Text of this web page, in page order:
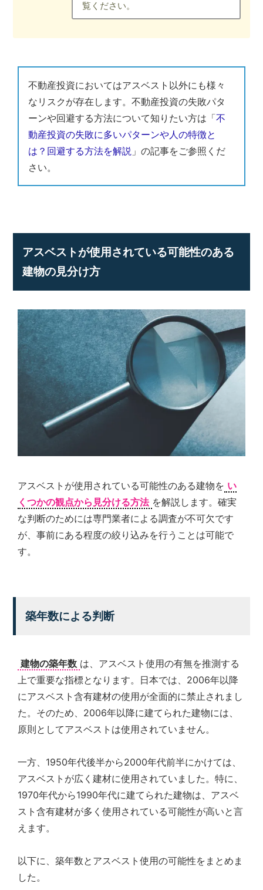
覧ください。
不動産投資においてはアスベスト以外にも様々
なリスクが存在します。不動産投資の失敗パタ
ーンや回避する方法について知りたい方は「不
動産投資の失敗に多いパターンや人の特徴と
は？回避する方法を解説 」の記事をご参照くだ
さい。
アスベストが使用されている可能性のある
建物の見分け方
アスベストが使用されている可能性のある建物を い
くつかの観点から見分ける方法 を解説します。確実
な判断のためには専門業者による調査が不可欠です
が、事前にある程度の絞り込みを行うことは可能で
す。
築年数による判断
建物の築年数 は、アスベスト使用の有無を推測する
上で重要な指標となります。日本では、2006年以降
にアスベスト含有建材の使用が全面的に禁止されまし
た。そのため、2006年以降に建てられた建物には、
原則としてアスベストは使用されていません。
一方、1950年代後半から2000年代前半にかけては、
アスベストが広く建材に使用されていました。特に、
1970年代から1990年代に建てられた建物は、アスベ
スト含有建材が多く使用されている可能性が高いと言
えます。
以下に、築年数とアスベスト使用の可能性をまとめま
した。